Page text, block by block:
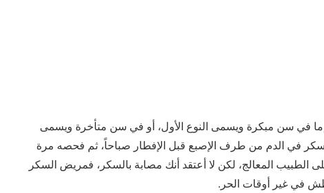
في سن مبكرة ويسمى النوع الأول، أو في سن متأخرة ويسمى
في الدم من طرف الإصبع قبل الإفطار صباحاً، ثم فحصه مرة
المعالج، لكن لا أعتقد أنك مصابة بالسكر، فمريض السكر
في غير أوقات الحر.